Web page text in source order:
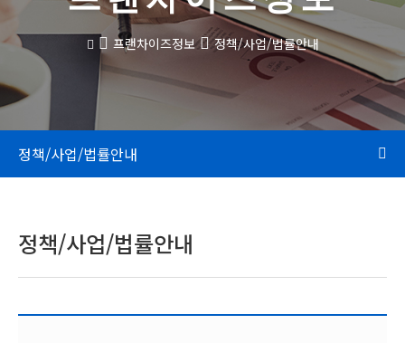
프랜차이즈정보 정책/사업/법률안내
정책/사업/법률안내
정책/사업/법률안내